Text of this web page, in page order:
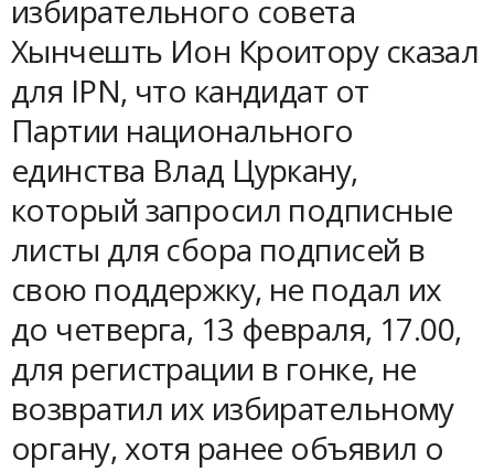
избирательного совета
Хынчешть Ион Кроитору сказал
для IPN, что кандидат от
Партии национального
единства Влад Цуркану,
который запросил подписные
листы для сбора подписей в
свою поддержку, не подал их
до четверга, 13 февраля, 17.00,
для регистрации в гонке, не
возвратил их избирательному
органу, хотя ранее объявил о